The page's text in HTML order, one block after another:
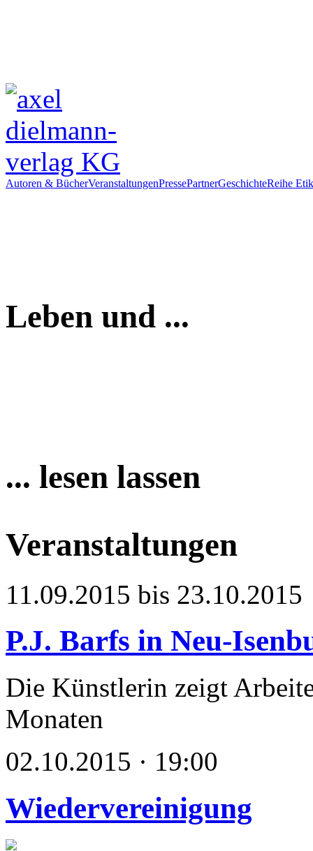
Autoren & BücherVeranstaltungenPressePartnerGeschichteReihe
Leben und ...
... lesen lassen
Veranstaltungen
11.09.2015 bis 23.10.2015
P.J. Barfs in Neu-
Die Künstlerin zeigt
Monaten
02.10.2015 · 19:00
Wiedervereinigung